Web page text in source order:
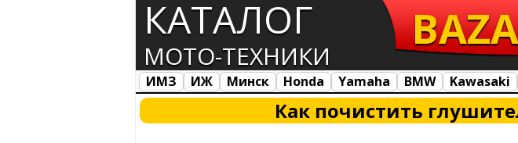
КАТАЛОГ
МОТО-ТЕХНИКИ
BAZA
ИМЗ ИЖ Минск Honda Yamaha BMW Kawasaki
Все марки
Загрузка... Как почистить